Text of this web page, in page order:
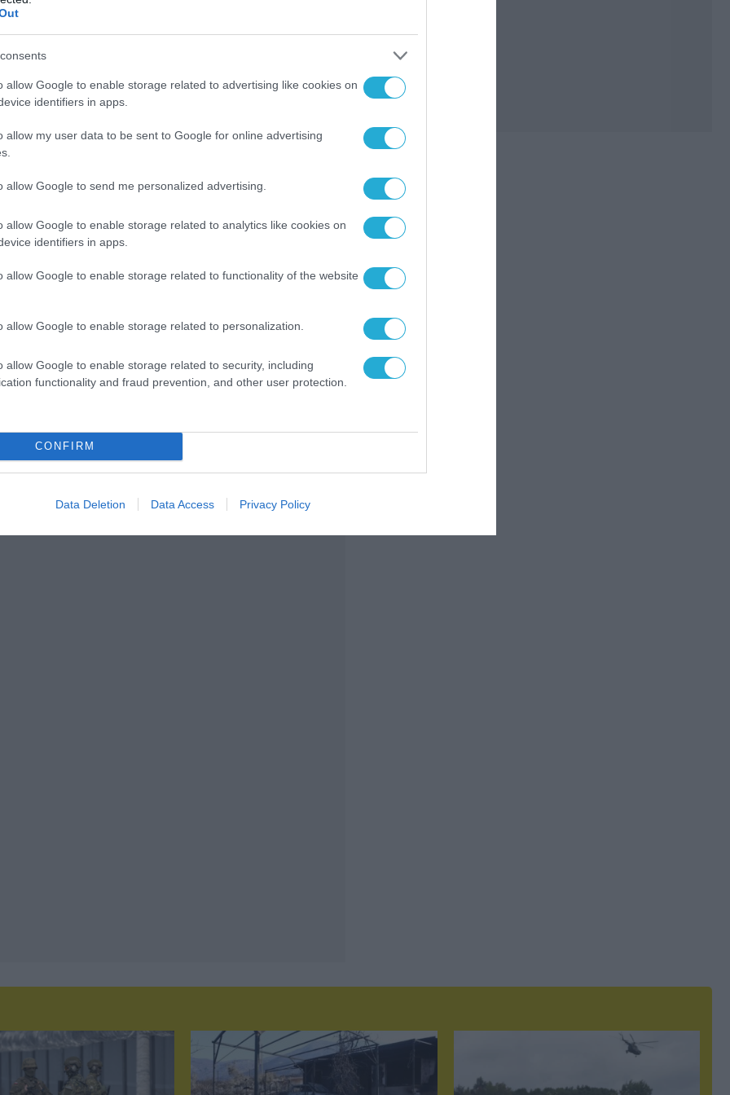
allow Google to enable storage related to advertising like cookies on
identifiers in apps.
allow my user data to be sent to Google for online advertising
allow Google to send me personalized advertising.
allow Google to enable storage related to analytics like cookies on
identifiers in apps.
allow Google to enable storage related to functionality of the website
allow Google to enable storage related to personalization.
allow Google to enable storage related to security, including
functionality and fraud prevention, and other user protection.
CONFIRM
Data Deletion Data Access Privacy Policy
προς την επιστροφή των Ρώσων αθλητών
θα συνεχίσει τις προσπάθειες για την
της συμμετοχής των αθλητών της σε
ΑΡΘΡΟ